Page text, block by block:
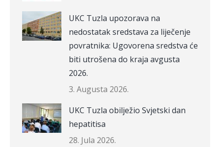
UKC Tuzla upozorava na
nedostatak sredstava za liječenje
povratnika: Ugovorena sredstva će
biti utrošena do kraja avgusta
2026.
3. Augusta 2026.
UKC Tuzla obilježio Svjetski dan
hepatitisa
28. Jula 2026.